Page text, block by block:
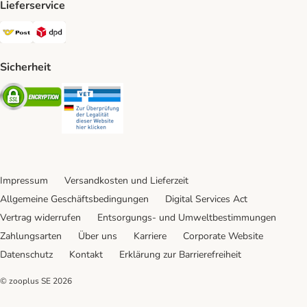
Lieferservice
Österreichische Post Shipping Method
Sicherheit
Security
Impressum
Versandkosten und Lieferzeit
Allgemeine Geschäftsbedingungen
Digital Services Act
Vertrag widerrufen
Entsorgungs- und Umweltbestimmungen
Zahlungsarten
Über uns Karriere
Corporate Website
Datenschutz
Kontakt Erklärung zur Barrierefreiheit
© zooplus SE 2026